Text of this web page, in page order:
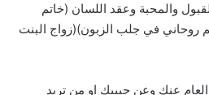
والمحبة وعقد اللسان (خاتم
في جلب الزبون)(زواج البنت
عنك وعن حبيبك او من تريد